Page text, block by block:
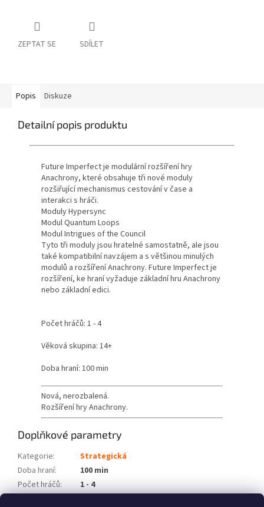
ZEPTAT SE SDÍLET
Popis Diskuze
Detailní popis produktu
Future Imperfect je modulární rozšíření hry
Anachrony, které obsahuje tři nové moduly
rozšiřující mechanismus cestování v čase a
interakci s hráči.
Moduly Hypersync
Modul Quantum Loops
Modul Intrigues of the Council
Tyto tři moduly jsou hratelné samostatně, ale jsou
také kompatibilní navzájem a s většinou minulých
modulů a rozšíření Anachrony. Future Imperfect je
rozšíření, ke hraní vyžaduje základní hru Anachrony
nebo základní edici.
Počet hráčů: 1 - 4
Věková skupina: 14+
Doba hraní: 100 min
Nová, nerozbalená.
Rozšíření hry Anachrony.
Doplňkové parametry
Kategorie:
Strategická
Doba hraní:
100 min
Počet hráčů:
1 - 4